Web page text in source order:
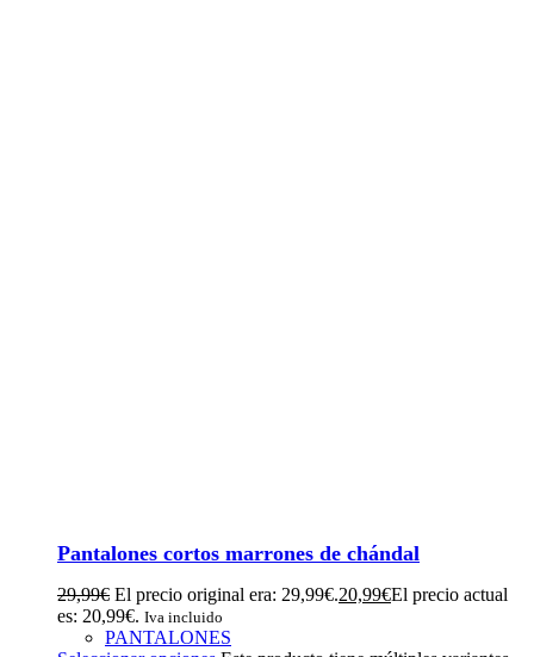
Pantalones cortos marrones de chándal
29,99€ El precio original era: 29,99€.20,99€El precio actual
es: 20,99€. Iva incluido
PANTALONES